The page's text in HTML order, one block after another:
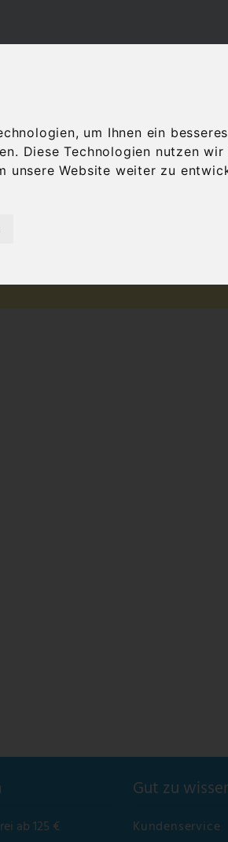
um Ihnen ein
Diese Technologien nutzen
unsere Website weiter zu
ab 125 €
Gut zu
Kundenservice